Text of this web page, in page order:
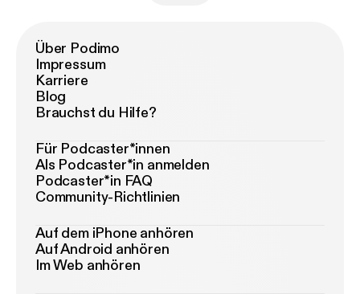
Über Podimo
Impressum
Karriere
Blog
Brauchst du Hilfe?
Für Podcaster*innen
Als Podcaster*in anmelden
Podcaster*in FAQ
Community-Richtlinien
Auf dem iPhone anhören
Auf Android anhören
Im Web anhören